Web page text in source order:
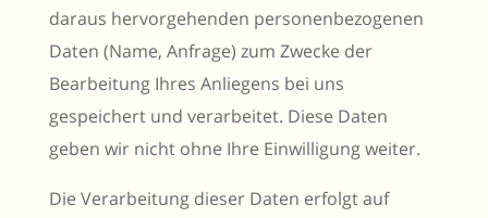
daraus hervorgehenden personenbezogenen
Daten (Name, Anfrage) zum Zwecke der
Bearbeitung Ihres Anliegens bei uns
gespeichert und verarbeitet. Diese Daten
geben wir nicht ohne Ihre Einwilligung weiter.
Die Verarbeitung dieser Daten erfolgt auf